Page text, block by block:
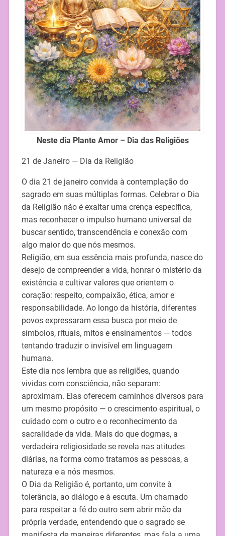
Neste dia Plante Amor – Dia das Religiões
21 de Janeiro — Dia da Religião
O dia 21 de janeiro convida à contemplação do
sagrado em suas múltiplas formas. Celebrar o Dia
da Religião não é exaltar uma crença específica,
mas reconhecer o impulso humano universal de
buscar sentido, transcendência e conexão com
algo maior do que nós mesmos.
Religião, em sua essência mais profunda, nasce do
desejo de compreender a vida, honrar o mistério da
existência e cultivar valores que orientem o
coração: respeito, compaixão, ética, amor e
responsabilidade. Ao longo da história, diferentes
povos expressaram essa busca por meio de
símbolos, rituais, mitos e ensinamentos — todos
tentando traduzir o invisível em linguagem
humana.
Este dia nos lembra que as religiões, quando
vividas com consciência, não separam:
aproximam. Elas oferecem caminhos diversos para
um mesmo propósito — o crescimento espiritual, o
cuidado com o outro e o reconhecimento da
sacralidade da vida. Mais do que dogmas, a
verdadeira religiosidade se revela nas atitudes
diárias, na forma como tratamos as pessoas, a
natureza e a nós mesmos.
O Dia da Religião é, portanto, um convite à
tolerância, ao diálogo e à escuta. Um chamado
para respeitar a fé do outro sem abrir mão da
própria verdade, entendendo que o sagrado se